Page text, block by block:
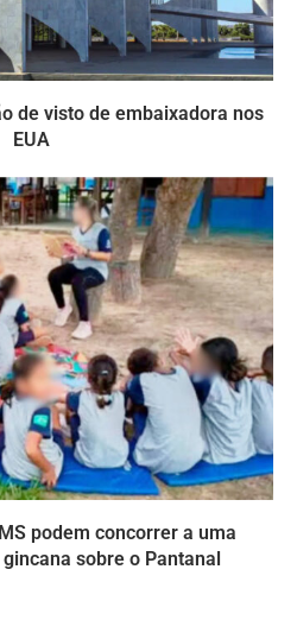
de visto de embaixadora nos
EUA
podem concorrer a uma
sobre o Pantanal